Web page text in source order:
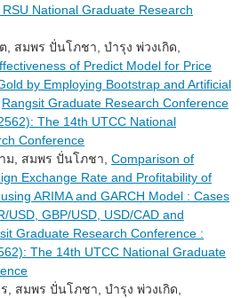
National Graduate Research
สมพร ปั่นโภชา, บำรุง พ่วงเกิด,
of Predict Model for Price
by Employing Bootstrap and Artificial
Rangsit Graduate Research Conference
The 14th UTCC National
Conference
ม, สมพร ปั่นโภชา, Comparison of
Exchange Rate and Profitability of
ARIMA and GARCH Model : Cases
USD, GBP/USD, USD/CAD and
Graduate Research Conference :
The 14th UTCC National Graduate
สมพร ปั่นโภชา, บำรุง พ่วงเกิด,